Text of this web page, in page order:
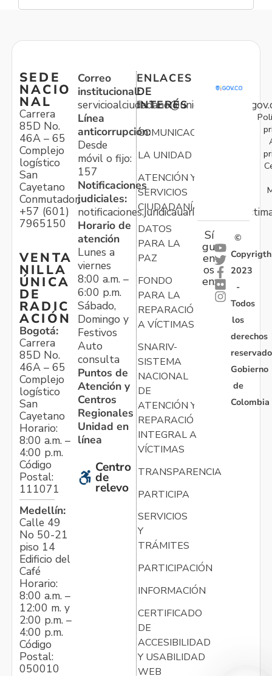
SEDE
NACIO
NAL
Carrera
85D No.
46A – 65
Complejo
logístico
San
Cayetano
Conmutador:
+57 (601)
7965150
VENTA
NILLA
ÚNICA
DE
RADIC
ACIÓN
Bogotá:
Carrera
85D No.
46A – 65
Complejo
logístico
San
Cayetano
Horario:
8:00 a.m. –
4:00 p.m.
Código
Postal:
111071
Medellín:
Calle 49
No 50-21
piso 14
Edificio del
Café
Horario:
8:00 a.m. –
12:00 m. y
2:00 p.m. –
4:00 p.m.
Código
Postal:
050010
Correo
institucional:
Línea
anticorrupción:
Desde
móvil o fijo:
157
Notificaciones
judiciales:
Horario de
atención
Lunes a
viernes
8:00 a.m. –
6:00 p.m.
Sábado,
Domingo y
Festivos
Auto
consulta
Puntos de
Atención y
Centros
Regionales
Unidad en
línea
Centro
de
relevo
ENLACES
DE
INTERÉS
COMUNICACIONES
LA UNIDAD
ATENCIÓN Y
SERVICIOS
CIUDADANÍA
DATOS
PARA LA
PAZ
FONDO
PARA LA
REPARACIÓN
A VÍCTIMAS
SNARIV-
SISTEMA
NACIONAL
DE
ATENCIÓN Y
REPARACIÓN
INTEGRAL A
VÍCTIMAS
TRANSPARENCIA
PARTICIPA
SERVICIOS
Y
TRÁMITES
PARTICIPACIÓN
INFORMACIÓN
CERTIFICADO
DE
ACCESIBILIDAD
Y USABILIDAD
WEB
Sí
gu
en
os
en:
©
Copyrigth
2023
-
Todos
los
derechos
Gobierno
de
Colombia